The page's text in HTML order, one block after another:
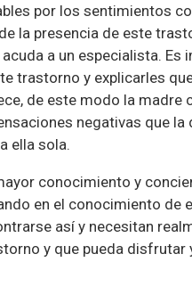
por los sentimientos
la presencia de este
a un especialista.
trastorno y explicarles
de este modo la
negativas que
ella sola.
conocimiento y
en el conocimiento
así y necesitan
y que pueda